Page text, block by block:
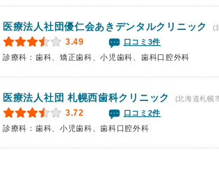
医療法人社団優仁会あきデンタルクリニック (
3.49
口コミ3件
診療科：歯科、矯正歯科、小児歯科、歯科口腔外科
医療法人社団 札幌西歯科クリニック (北海道札幌
3.72
口コミ2件
診療科：歯科、小児歯科、歯科口腔外科